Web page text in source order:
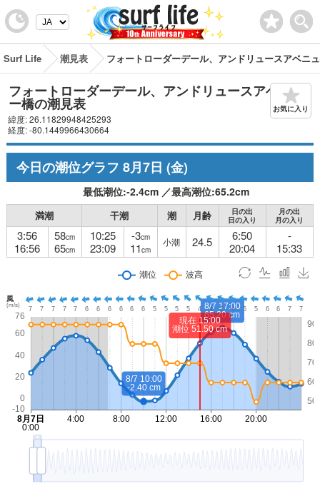
Surf Life 潮見表 フォートローダーデール、アンドリュースアベニ
フォートローダーデール、アンドリュースアベニュ
ー橋の潮見表
緯度: 26.11829948425293
経度: -80.1449966430664
お気に入り
今日の潮位グラフ 8月7日 (金)
最低潮位:-2.4cm ／最高潮位:65.2cm
満潮 干潮 潮 月齢
日の出
日の入り
月の出
月の入り
3:56
16:56
58cm
65cm
10:25
23:09
-3cm
11cm
小潮 24.5
6:50
20:04
-
15:33